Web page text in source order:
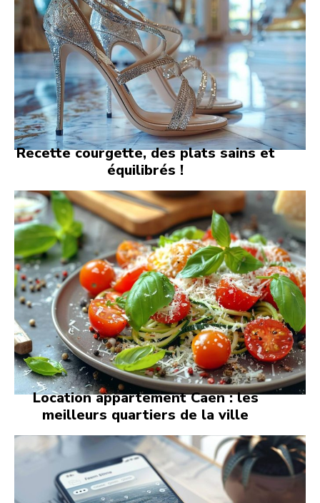
Recette courgette, des plats sains et
équilibrés !
Location appartement Caen : les
meilleurs quartiers de la ville